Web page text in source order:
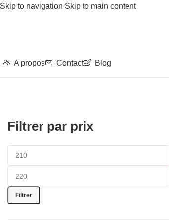
Skip to navigation Skip to main content
A propos Contact Blog
Filtrer par prix
Filtrer